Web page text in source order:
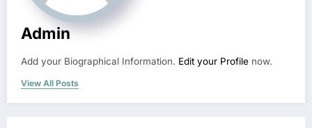
Admin
Add your Biographical Information. Edit your Profile now.
View All Posts